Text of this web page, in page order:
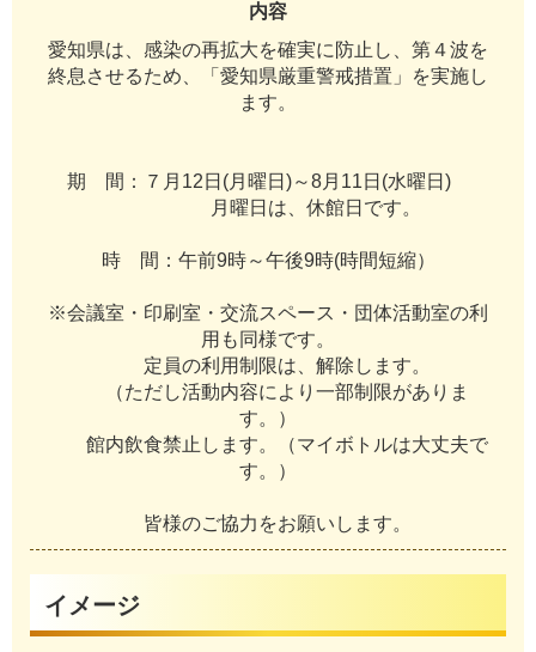
内容
愛知県は 感染の再拡大を確実に 防止 し 第４波を
終息 させるため 「 愛知県厳重警戒措置 」 を実施し
ま す。
期 間 ： ７ 月 12 日 (月 曜 日 )～8月 11 日 (水曜 日 )
月 曜 日 は 休館日 です。
時 間 ： 午前9時～午後9時(時間短縮）
※会議室 ・ 印刷室 ・ 交流スペース ・ 団体活動室の利
用 も 同様です。
定 員の利 用制 限は 解除 し ま す。
（ただし活動内容に よ り 一部制 限があ り ま
す。
）
館内飲食禁 止 し ま す。 （マイ ボ ト ルは大丈夫で
す。 ）
皆様のご協力 をお願い し ま す。
イメージ